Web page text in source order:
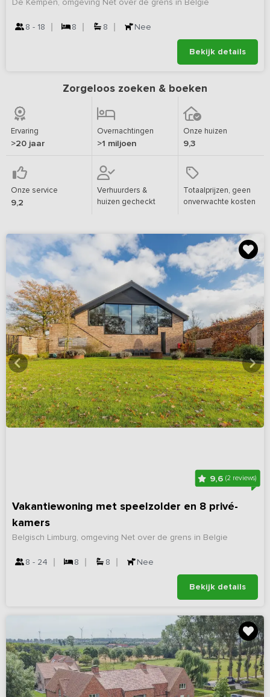
De Kempen, omgeving Net over de grens in Belgie
8 - 18 8 8 Nee
Bekijk details
Zorgeloos zoeken & boeken
Ervaring
>20 jaar
Overnachtingen
>1 miljoen
Onze huizen
9,3
Onze service
9,2
Verhuurders &
huizen gecheckt
Totaalprijzen, geen
onverwachte kosten
9,6(2 reviews)
Vakantiewoning met speelzolder en 8 privé-
kamers
Belgisch Limburg, omgeving Net over de grens in Belgie
8 - 24 8 8 Nee
Bekijk details